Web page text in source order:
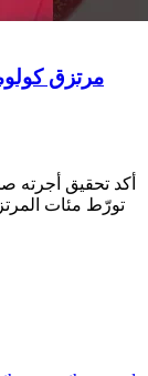
مرتزق
أكد تحقيق أجرته
تورّط مئات